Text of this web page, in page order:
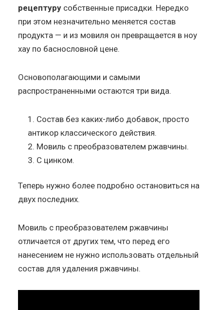
рецептуру собственные присадки. Нередко
при этом незначительно меняется состав
продукта — и из мовиля он превращается в ноу
хау по баснословной цене.
Основополагающими и самыми
распространенными остаются три вида.
Состав без каких-либо добавок, просто
антикор классического действия.
Мовиль с преобразователем ржавчины.
С цинком.
Теперь нужно более подробно остановиться на
двух последних.
Мовиль с преобразователем ржавчины
отличается от других тем, что перед его
нанесением не нужно использовать отдельный
состав для удаления ржавчины.